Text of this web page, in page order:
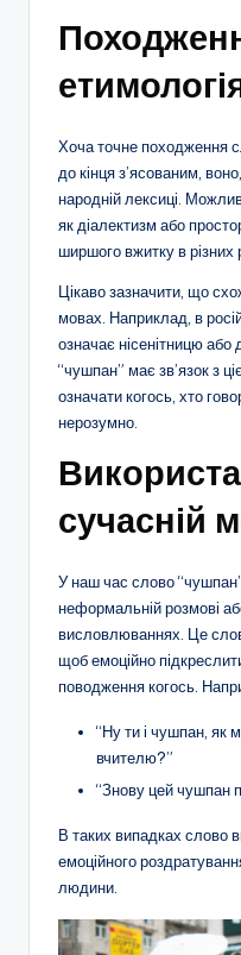
Хоча точне походження
до кінця з’ясованим,
народній лексиці.
як діалектизм або
ширшого вжитку в різних
Цікаво зазначити, що
мовах. Наприклад, в
означає нісенітницю
“чушпан” має зв’язок з
означати когось, хто
нерозумно.
сучасній
У наш час слово
неформальній розмові
висловлюваннях. Це
щоб емоційно
поводження когось.
“Ну ти і чушпан, як
вчителю?”
“Знову цей чушпан
В таких випадках слово
емоційного
людини.